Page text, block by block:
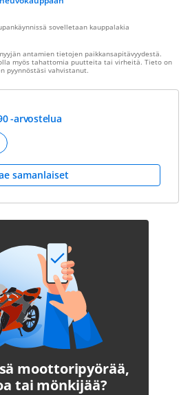
sovelletaan kauppalakia
antamien tietojen paikkansapitävyydestä.
myös tahattomia puutteita tai virheitä. Tieto on
pyynnöstäsi vahvistanut.
-arvostelua
samanlaiset
moottoripyörää,
tai mönkijää?